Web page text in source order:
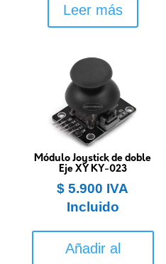
Leer más
Módulo Joystick de doble
Eje XY KY-023
$ 5.900 IVA
Incluido
Añadir al